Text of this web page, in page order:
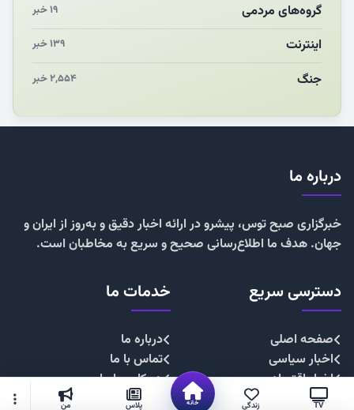
گروه‌های مردمی ۱۹ خبر
اینترنت ۱۳۹ خبر
جنگ ۲,۵۵۴ خبر
TV زندگی خانه پلاس من
درباره ما
خبرگزاری صبح توس، پیشرو در ارائه اخبار دقیق و به‌روز از ایران و
جهان. هدف ما اطلاع‌رسانی صحیح و سریع به مخاطبان است.
دسترسی سریع
صفحه اصلی
اخبار سیاسی
اخبار اقتصادی
اخبار اجتماعی
خدمات ما
درباره ما
تماس با ما
همکاری با ما
تبلیغات